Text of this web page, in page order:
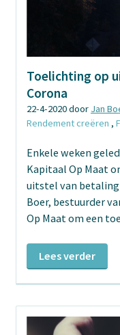
Toelichting op
Corona
22-4-2020 door Jan
Rendement creëren ,
Enkele weken
Kapitaal Op Maat
uitstel van betaling
Boer, bestuurder
Op Maat om een
Lees verder